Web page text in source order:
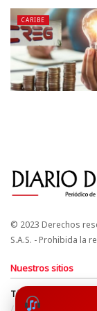
CARIBE
© 2023 Derechos
S.A.S. - Prohibida la
Nuestros sitios
Términos y